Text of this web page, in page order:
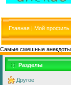
Главная | Мой профиль
Самые смешные анекдоты
Разделы
Другое